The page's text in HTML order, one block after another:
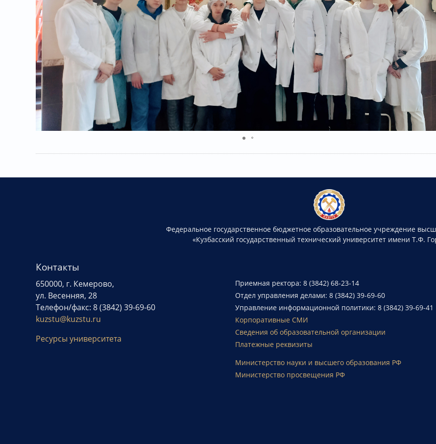
Федеральное государственное бюджетное образовательное учреждение
«Кузбасский государственный технический университет имени Т.Ф.
Контакты
650000, г. Кемерово,
ул. Весенняя, 28
Телефон/факс: 8 (3842) 39-69-60
kuzstu@kuzstu.ru
Ресурсы университета
Приемная ректора: 8 (3842) 68-23-14
Отдел управления делами: 8 (3842) 39-69-60
Управление информационной политики: 8 (3842) 39-69-41
Корпоративные СМИ
Сведения об образовательной организации
Платежные реквизиты
Министерство науки и высшего образования РФ
Министерство просвещения РФ